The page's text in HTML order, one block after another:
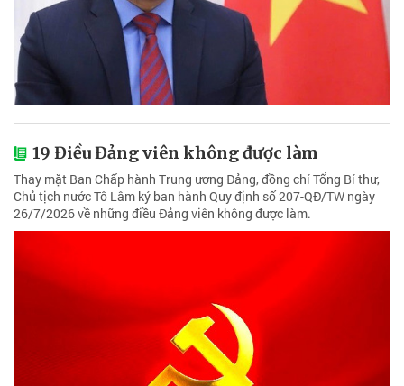
19 Điều Đảng viên không được làm
Thay mặt Ban Chấp hành Trung ương Đảng, đồng chí Tổng Bí thư,
Chủ tịch nước Tô Lâm ký ban hành Quy định số 207-QĐ/TW ngày
26/7/2026 về những điều Đảng viên không được làm.